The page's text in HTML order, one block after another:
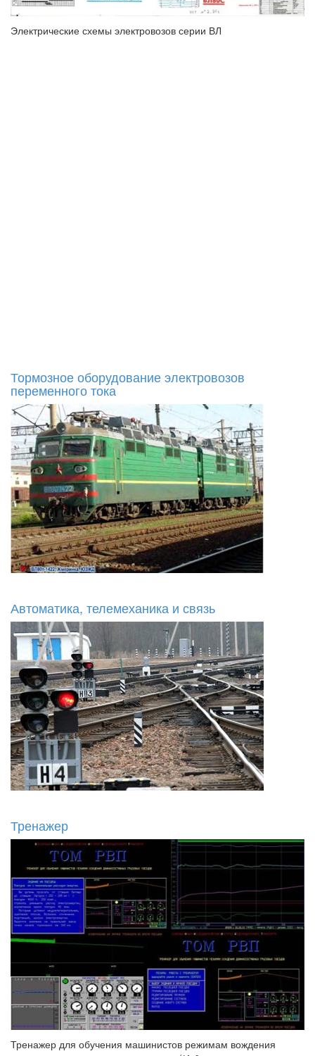
Электрические схемы электровозов серии ВЛ
Тормозное оборудование электровозов
переменного тока
Автоматика, телемеханика и связь
Тренажер
Тренажер для обучения машинистов режимам вождения